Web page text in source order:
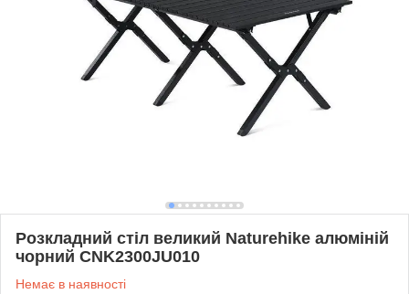
Розкладний стіл великий Naturehike алюміній
чорний CNK2300JU010
Немає в наявності